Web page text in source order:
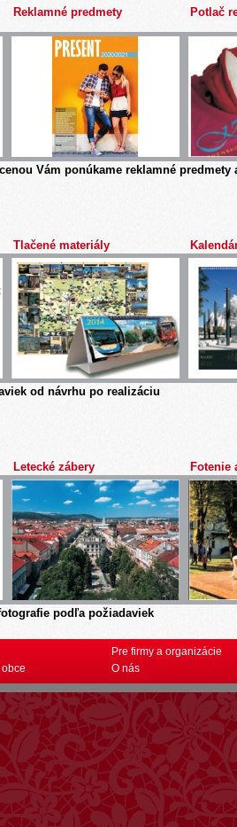
Reklamné predmety Potlač
Vám ponúkame reklamné predmety
Tlačené materiály
od návrhu po realizáciu
Letecké zábery Fotenie
podľa požiadaviek
obce
Pre firmy a organizácie
O nás